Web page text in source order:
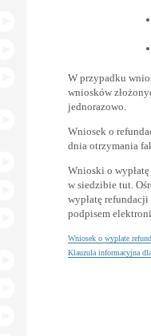
W przypadku
wniosków
jednorazowo.
Wniosek o
dnia otrzymania
Wnioski o
w siedzibie tut.
wypłatę
podpisem
Wniosek o wyplate
Klauzula informacyjna